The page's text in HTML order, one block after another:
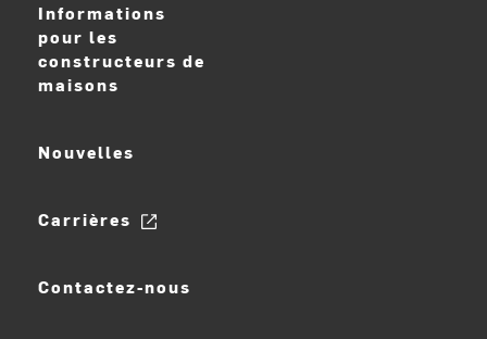
Informations
pour les
constructeurs de
maisons
Nouvelles
Carrières
Contactez-nous